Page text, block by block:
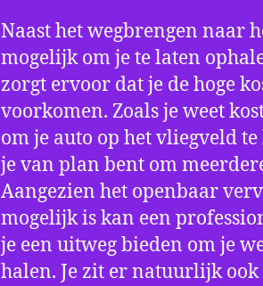
Naast het wegbrengen naar
mogelijk om je te laten
zorgt ervoor dat je de hoge
voorkomen. Zoals je weet
om je auto op het vliegveld
je van plan bent om
Aangezien het openbaar
mogelijk is kan een
je een uitweg bieden om je
halen. Je zit er natuurlijk